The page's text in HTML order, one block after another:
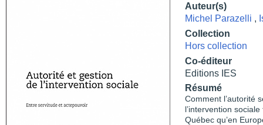
Auteur(s)
Michel Parazelli ,
Collection
Hors collection
Co-éditeur
Editions IES
Résumé
Comment l’autorité
l’intervention
Québec qu’en